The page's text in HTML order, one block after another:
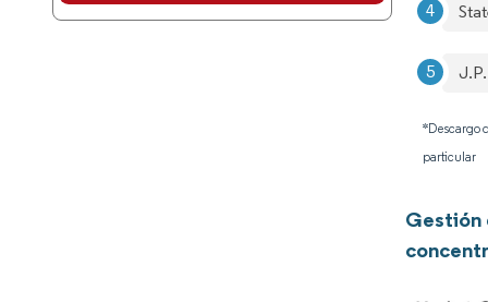
*Descargo
particular
Gestión